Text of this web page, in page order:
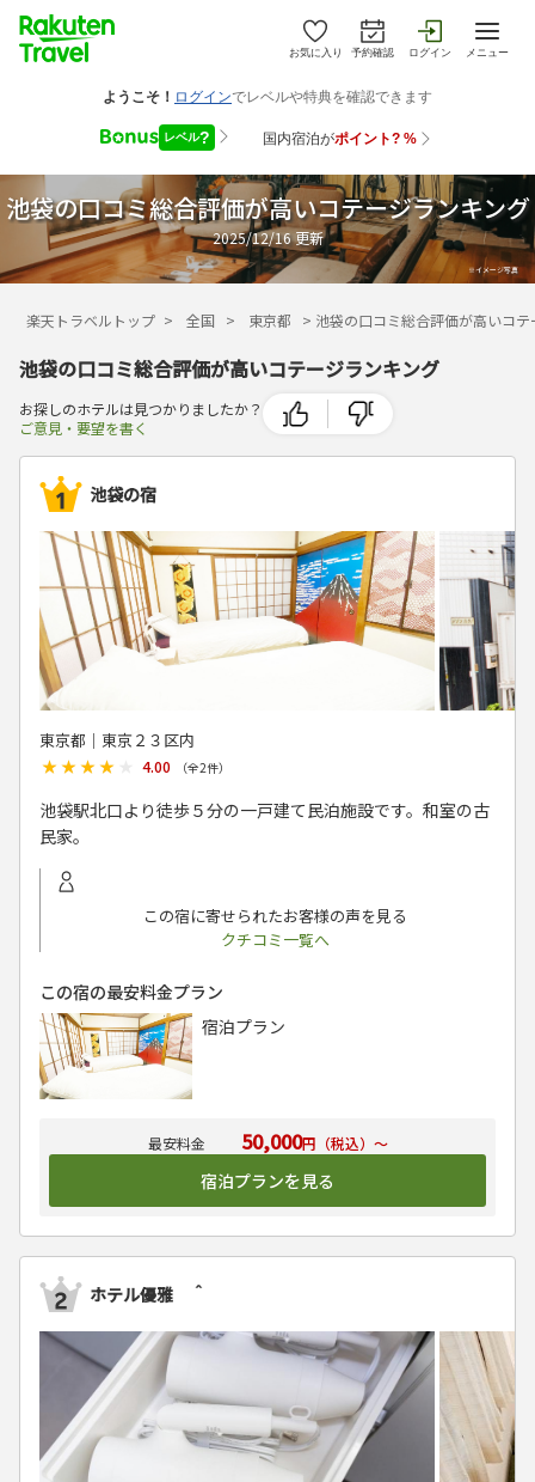
お気に入り 予約確認 ログイン メニュー
池袋の口コミ総合評価が高いコテージランキング
2025/12/16更新
楽天トラベルトップ > 全国 > 東京都 > 池袋の口コミ総合評価が高いコ
池袋の口コミ総合評価が高いコテージランキング
お探しのホテルは見つかりましたか？
ご意見・要望を書く
池袋の宿
東京都│東京２３区内
★★★★★
★★★★★ 4.00 （全2件）
池袋駅北口より徒歩５分の一戸建て民泊施設です。和室の古
民家。
この宿に寄せられたお客様の声を見る
クチコミ一覧へ
50,000円（税込）～
宿泊プランを見る
この宿の最安料金プラン
宿泊プラン
ホテル優雅 ＾